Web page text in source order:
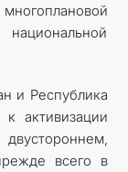
и Республика
активизации
двустороннем,
всего в